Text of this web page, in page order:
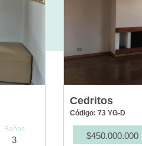
Baños
3
Cedritos
Código: 73 YG-D
$450.000.000